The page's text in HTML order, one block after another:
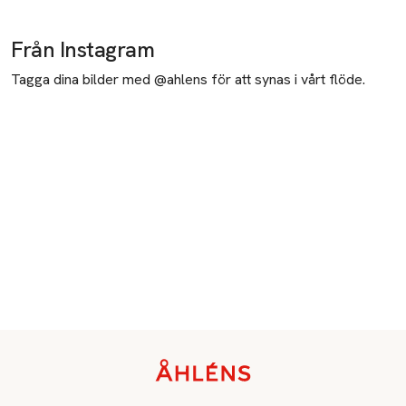
Från Instagram
Tagga dina bilder med @ahlens för att synas i vårt flöde.